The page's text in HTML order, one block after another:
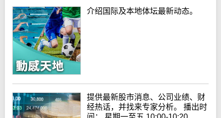
介绍国际及本地体坛最新动态。
提供最新股市消息、公司业绩、财
经热话，并找来专家分析。 播出时